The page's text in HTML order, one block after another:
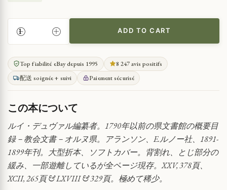
ル
ヌ
県
1790
年
の
県
書
館
目
録
QUANTITY
ADD TO CART
Top fiabilité eBay depuis 1995
8 247 avis positifs
配送 soignée + suivi
Paiement sécurisé
この本について
ルイ・デュヴァル編纂者。1790年以前の県文書館の概要目
録－教会文書－オルヌ県。アランソン、E.ルノー社、1891-
1899年刊。大型折本、ソフトカバー。背割れ、とじ部分の
緩み、一部遊離しているが全ページ現存。XXV, 378頁、
XCII, 265頁 & LXVIII & 329頁。極めて稀少。